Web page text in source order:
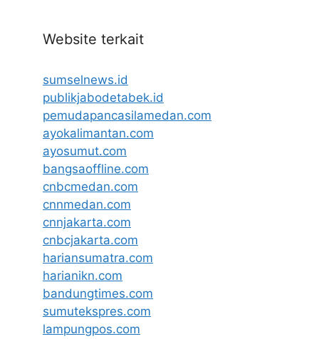
Website terkait
sumselnews.id
publikjabodetabek.id
pemudapancasilamedan.com
ayokalimantan.com
ayosumut.com
bangsaoffline.com
cnbcmedan.com
cnnmedan.com
cnnjakarta.com
cnbcjakarta.com
hariansumatra.com
harianikn.com
bandungtimes.com
sumutekspres.com
lampungpos.com